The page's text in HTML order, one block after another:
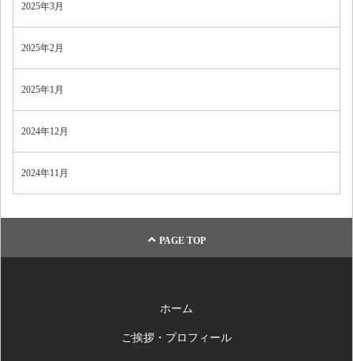
2025年3月
2025年2月
2025年1月
2024年12月
2024年11月
PAGE TOP
ホーム
ご挨拶・プロフィール